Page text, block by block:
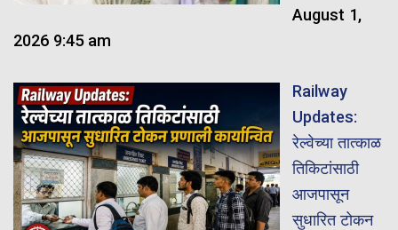
August 1,
2026 9:45 am
Railway
Updates:
रेल्वेच्या तात्काळ
तिकिटांसाठी
आजपासून
सुधारित टोकन